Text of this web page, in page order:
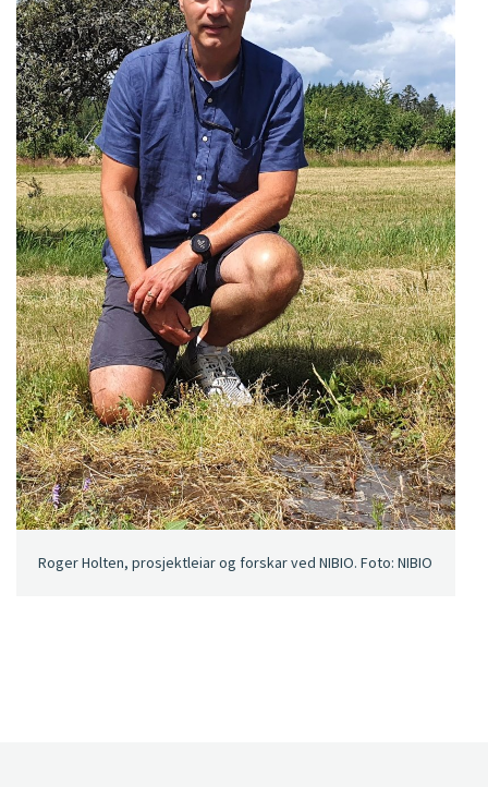
Roger Holten, prosjektleiar og forskar ved NIBIO. Foto: NIBIO